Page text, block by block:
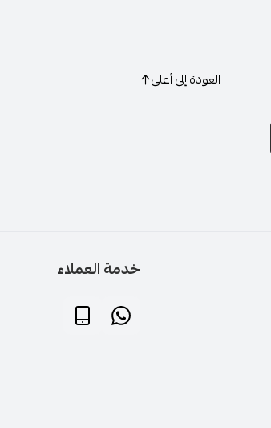
العودة إلى أعلى
خدمة العملاء